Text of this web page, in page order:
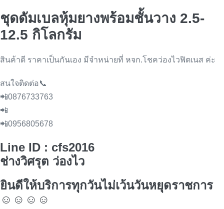
ชุดดัมเบลหุ้มยางพร้อมชั้นวาง 2.5-
12.5 กิโลกรัม
สินค้าดี ราคาเป็นกันเอง มีจำหน่ายที่ หจก.โชคว่องไวฟิตเนส ค่ะ
สนใจติดต่อ📞
📲0876733763
📲
📲0956805678
Line ID : cfs2016
ช่างวิศรุต ว่องไว
ยินดีให้บริการทุกวันไม่เว้นวันหยุดราชการ
☺️☺️☺️☺️